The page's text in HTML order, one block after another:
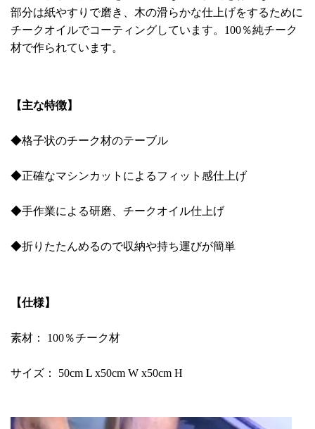
部分は紙やすりで磨き、木の滑らかな仕上げをするために
チークオイルでコーティングしています。100％純チーク
材で作られています。
【主な特徴】
◆格子状のチーク材のテーブル
◆正確なマシンカットによるフィット感仕上げ
◆手作業による研磨、チークオイル仕上げ
◆折りたたんめるので収納や持ち運びが簡単
【仕様】
素材： 100％チーク材
サイズ： 50cm L x50cm W x50cm H